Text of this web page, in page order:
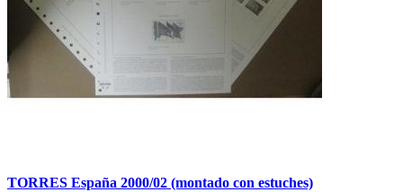
TORRES España 2000/02 (montado con estuches)